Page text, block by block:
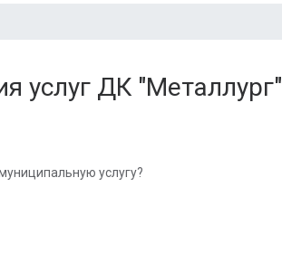
услуг ДК "Металлург"
услугу?